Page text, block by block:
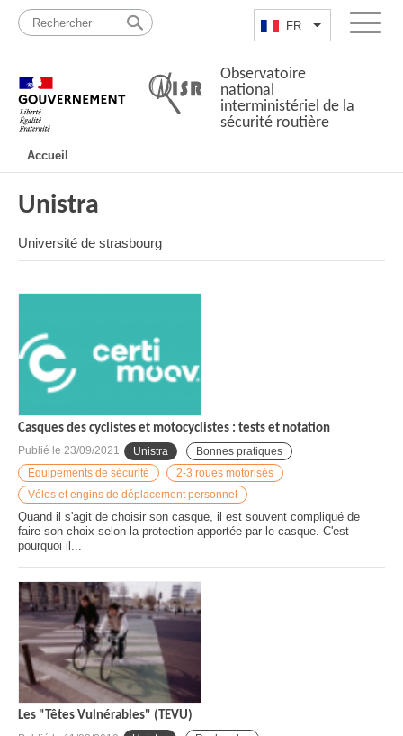
Passer
contenu
FR Lister lesMenu
Observatoire
national
interministériel de la
sécurité routière
principale
Accueil
Unistra
Université de strasbourg
Casques des cyclistes et motocyclistes : tests et notation
Publié le 23/09/2021 Unistra
Bonnes pratiques
Equipements de sécurité
2-3 roues motorisés
Vélos et engins de déplacement personnel
Quand il s'agit de choisir son casque, il est souvent compliqué de
faire son choix selon la protection apportée par le casque. C'est
pourquoi il...
Les "Têtes Vulnérables" (TEVU)